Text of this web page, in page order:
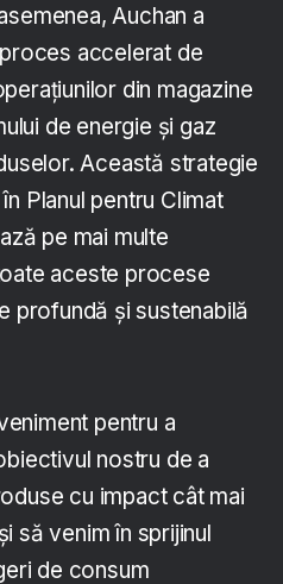
Auchan a
accelerat de
din magazine
de energie și gaz
Această strategie
Planul pentru Climat
pe mai multe
aceste procese
profundă și sustenabilă
pentru a
nostru de a
cu impact cât mai
să venim în sprijinul
de consum